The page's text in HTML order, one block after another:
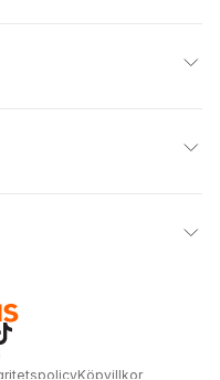
Köpvillkor